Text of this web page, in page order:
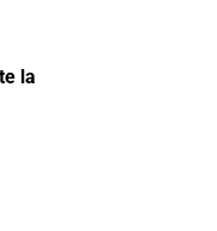
la